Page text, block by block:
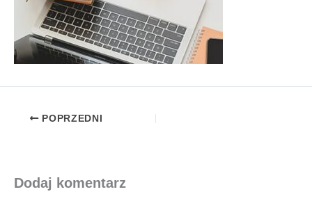
POPRZEDNI
Dodaj komentarz